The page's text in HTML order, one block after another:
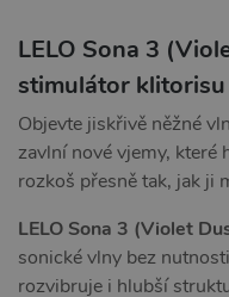
LELO Sona 3
stimulátor klitorisu
Objevte jiskřivě něžné
zavlní nové vjemy, které
rozkoš přesně tak, jak ji
LELO Sona 3 (Violet
sonické vlny bez
rozvibruje i hlubší